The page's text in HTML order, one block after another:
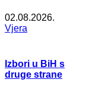
02.08.2026.
Vjera
Izbori u BiH s
druge strane